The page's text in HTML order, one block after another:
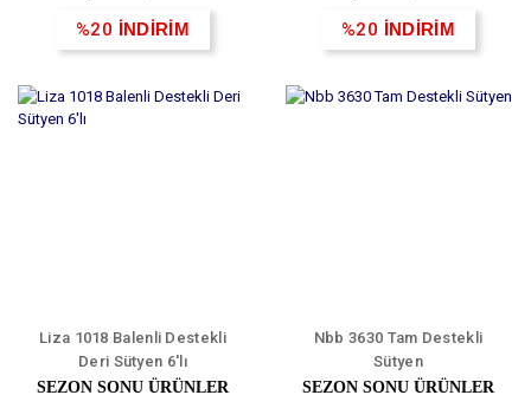
%20 İNDİRİM %20 İNDİRİM
Liza 1018 Balenli Destekli
Deri Sütyen 6'lı
SEZON SONU ÜRÜNLER
Nbb 3630 Tam Destekli
Sütyen
SEZON SONU ÜRÜNLER